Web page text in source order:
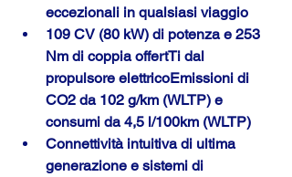
eccezionali in qualsiasi viaggio
109 CV (80 kW) di potenza e 253
Nm di coppia offertTi dal
propulsore elettricoEmissioni di
CO2 da 102 g/km (WLTP) e
consumi da 4,5 l/100km (WLTP)
Connettività intuitiva di ultima
generazione e sistemi di